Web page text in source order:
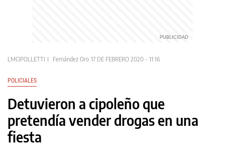
LMCIPOLLETTI Fernández Oro 17 DE FEBRERO 2020 - 11:16
POLICIALES
Detuvieron a cipoleño que
pretendía vender drogas en una
fiesta